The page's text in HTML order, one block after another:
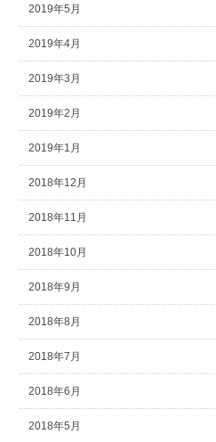
2019年5月
2019年4月
2019年3月
2019年2月
2019年1月
2018年12月
2018年11月
2018年10月
2018年9月
2018年8月
2018年7月
2018年6月
2018年5月